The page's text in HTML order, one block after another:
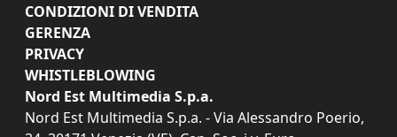
CONDIZIONI DI VENDITA
GERENZA
PRIVACY
WHISTLEBLOWING
Nord Est Multimedia S.p.a.
Nord Est Multimedia S.p.a. - Via Alessandro Poerio,